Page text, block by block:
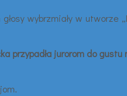
wybrzmiały w utworze
przypadła jurorom do